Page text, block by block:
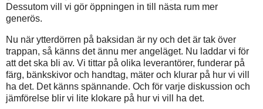
Dessutom vill vi gör öppningen in till nästa rum mer
generös.
Nu när ytterdörren på baksidan är ny och det är tak över
trappan, så känns det ännu mer angeläget. Nu laddar vi för
att det ska bli av. Vi tittar på olika leverantörer, funderar på
färg, bänkskivor och handtag, mäter och klurar på hur vi vill
ha det. Det känns spännande. Och för varje diskussion och
jämförelse blir vi lite klokare på hur vi vill ha det.